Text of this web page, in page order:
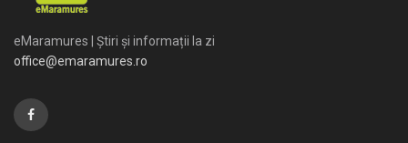
eMaramures | Știri și informații la zi
office@emaramures.ro